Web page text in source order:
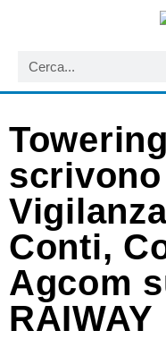
Conti,
Agcom
RAIWAY